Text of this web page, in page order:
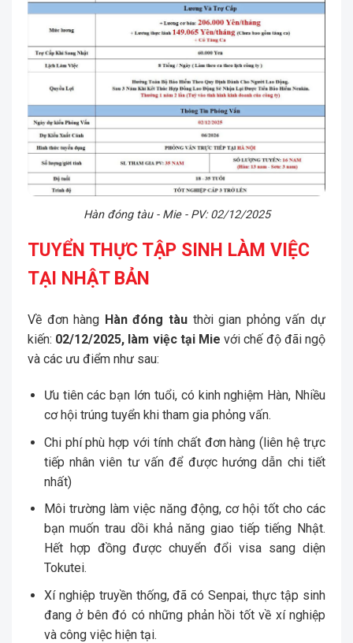
Hàn đóng tàu - Mie - PV: 02/12/2025
TUYỂN THỰC TẬP SINH LÀM VIỆC
TẠI NHẬT BẢN
Về đơn hàng Hàn đóng tàu thời gian phỏng vấn dự
kiến: 02/12/2025, làm việc tại Mie với chế độ đãi ngộ
và các ưu điểm như sau:
Ưu tiên các bạn lớn tuổi, có kinh nghiệm Hàn, Nhiều
cơ hội trúng tuyển khi tham gia phỏng vấn.
Chi phí phù hợp với tính chất đơn hàng (liên hệ trực
tiếp nhân viên tư vấn để được hướng dẫn chi tiết
nhất)
Môi trường làm việc năng động, cơ hội tốt cho các
bạn muốn trau dồi khả năng giao tiếp tiếng Nhật.
Hết hợp đồng được chuyển đổi visa sang diện
Tokutei.
Xí nghiệp truyền thống, đã có Senpai, thực tập sinh
đang ở bên đó có những phản hồi tốt về xí nghiệp
và công việc hiện tại.